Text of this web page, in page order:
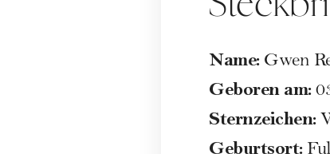
Name:Gwen
Geboren am:
Sternzeichen:
Geburtsort: